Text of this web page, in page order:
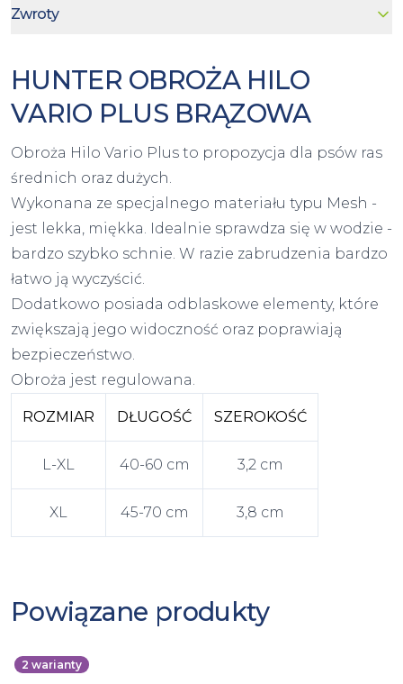
Zwroty
HUNTER OBROŻA HILO
VARIO PLUS BRĄZOWA
Obroża Hilo Vario Plus to propozycja dla psów ras
średnich oraz dużych.
Wykonana ze specjalnego materiału typu Mesh -
jest lekka, miękka. Idealnie sprawdza się w wodzie -
bardzo szybko schnie. W razie zabrudzenia bardzo
łatwo ją wyczyścić.
Dodatkowo posiada odblaskowe elementy, które
zwiększają jego widoczność oraz poprawiają
bezpieczeństwo.
Obroża jest regulowana.
ROZMIAR DŁUGOŚĆ SZEROKOŚĆ
L-XL 40-60 cm 3,2 cm
XL 45-70 cm 3,8 cm
Powiązane produkty
2 warianty